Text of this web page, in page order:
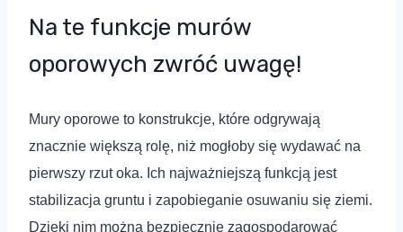
Na te funkcje murów
oporowych zwróć uwagę!
Mury oporowe to konstrukcje, które odgrywają
znacznie większą rolę, niż mogłoby się wydawać na
pierwszy rzut oka. Ich najważniejszą funkcją jest
stabilizacja gruntu i zapobieganie osuwaniu się ziemi.
Dzięki nim można bezpiecznie zagospodarować